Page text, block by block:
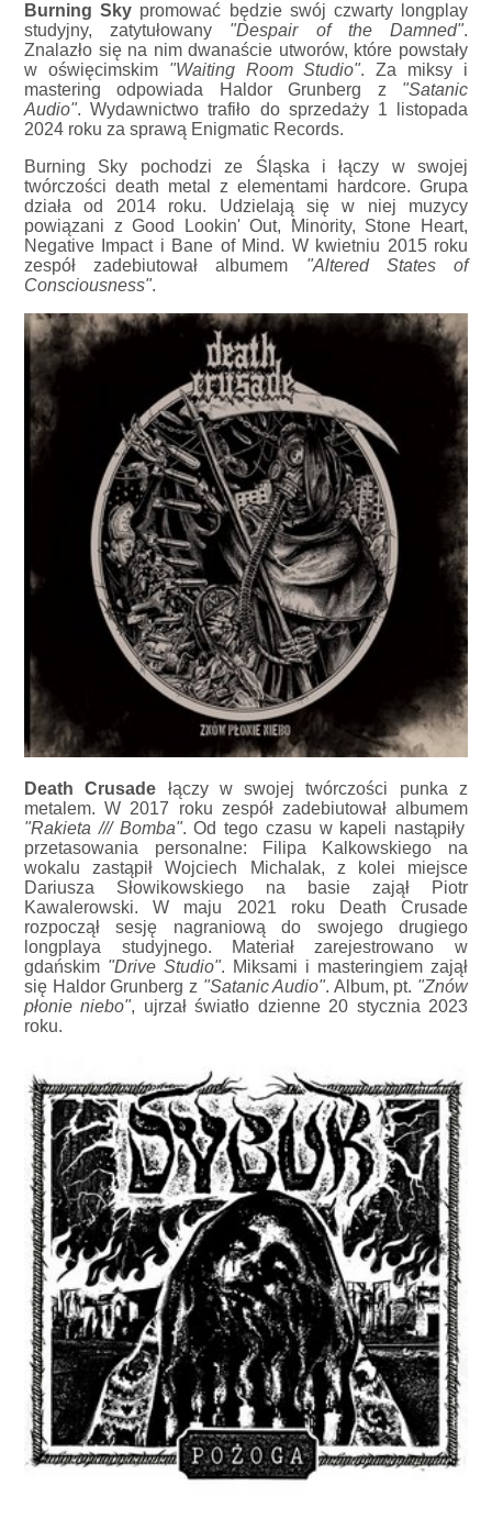
Burning Sky promować będzie swój czwarty longplay
studyjny, zatytułowany "Despair of the Damned".
Znalazło się na nim dwanaście utworów, które powstały
w oświęcimskim"Waiting Room Studio". Za miksy i
mastering odpowiada Haldor Grunberg z "Satanic
Audio". Wydawnictwo trafiło do sprzedaży 1 listopada
2024 roku za sprawą Enigmatic Records.
Burning Sky pochodzi ze Śląska i łączy w swojej
twórczości death metal z elementami hardcore. Grupa
działa od 2014 roku. Udzielają się w niej muzycy
powiązani z Good Lookin' Out, Minority, Stone Heart,
Negative Impact i Bane of Mind. W kwietniu 2015 roku
zespół zadebiutował albumem "Altered States of
Consciousness".
Death Crusade łączy w swojej twórczości punka z
metalem. W 2017 roku zespół zadebiutował albumem
"Rakieta /// Bomba". Od tego czasu w kapeli nastąpiły
przetasowania personalne: Filipa Kalkowskiego na
wokalu zastąpił Wojciech Michalak, z kolei miejsce
Dariusza Słowikowskiego na basie zajął Piotr
Kawalerowski. W maju 2021 roku Death Crusade
rozpoczął sesję nagraniową do swojego drugiego
longplaya studyjnego. Materiał zarejestrowano w
gdańskim "Drive Studio". Miksami i masteringiem zajął
się Haldor Grunberg z "Satanic Audio". Album, pt. "Znów
płonie niebo", ujrzał światło dzienne 20 stycznia 2023
roku.